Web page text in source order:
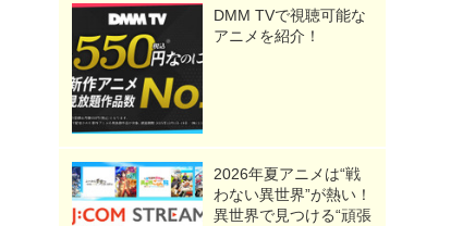
DMM TVで視聴可能な
アニメを紹介！
2026年夏アニメは“戦
わない異世界”が熱い！
異世界で見つける“頑張